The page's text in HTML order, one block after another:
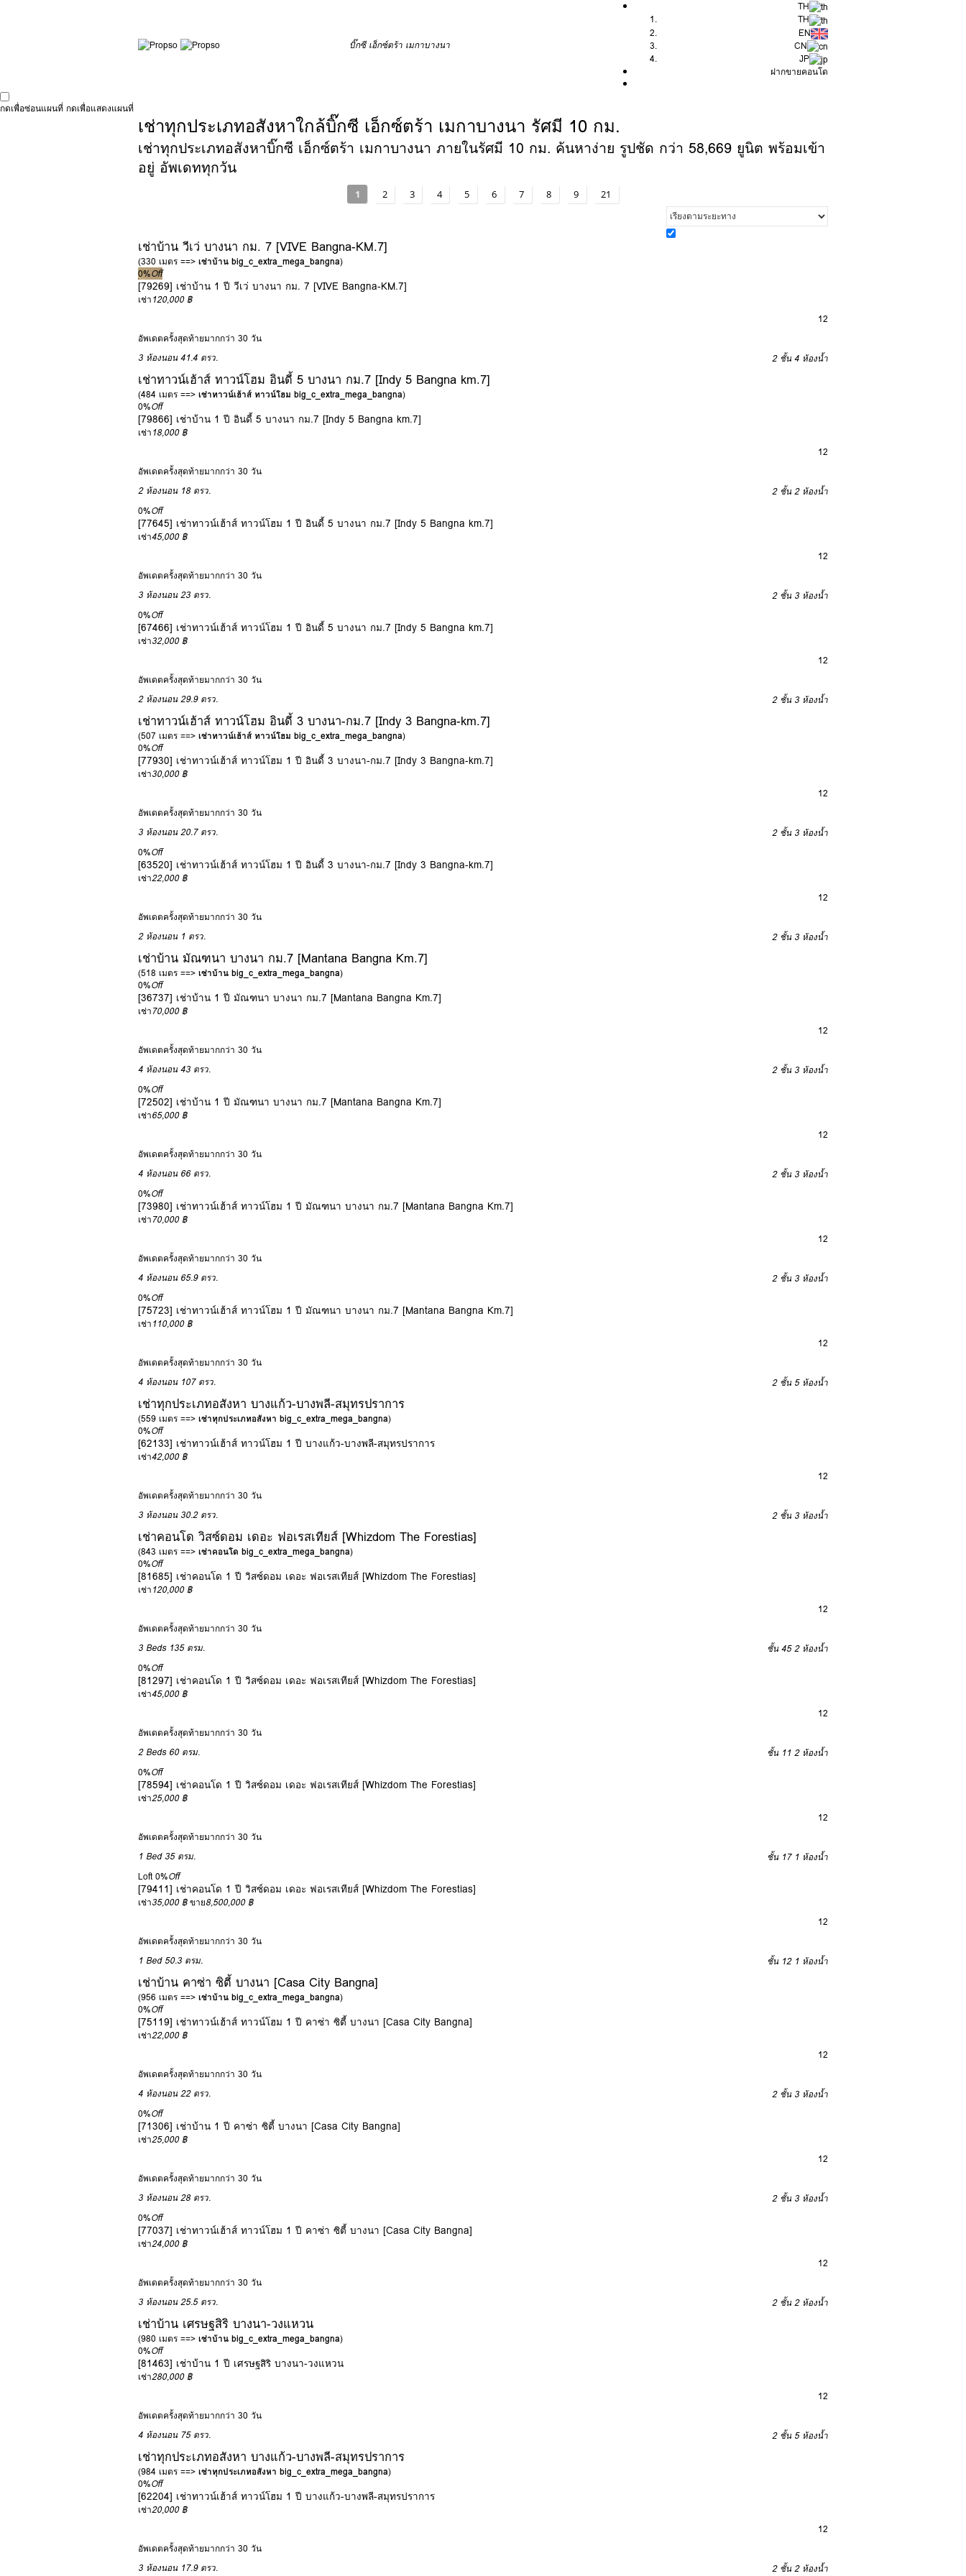
บิ๊กซี เอ็กซ์ตร้า เมกาบางนา
TH
TH
EN
CN
JP
ฝากขายคอนโด
กดเพื่อซ่อนแผนที่ กดเพื่อแสดงแผนที่
เช่าทุกประเภทอสังหาใกล้บิ๊กซี เอ็กซ์ตร้า เมกาบางนา รัศมี 10 กม.
เช่าทุกประเภทอสังหาบิ๊กซี เอ็กซ์ตร้า เมกาบางนา ภายในรัศมี 10 กม. ค้นหาง่าย รูปชัด กว่า 58,669 ยูนิต พร้อมเข้า
อยู่ อัพเดททุกวัน
1 2 3 4 5 6 7 8 9 21
เช่าบ้าน วีเว่ บางนา กม. 7 [VIVE Bangna-KM.7]
(330 เมตร ==> เช่าบ้าน big_c_extra_mega_bangna)
0%Off
[79269] เช่าบ้าน 1 ปี วีเว่ บางนา กม. 7 [VIVE Bangna-KM.7]
เช่า120,000 ฿
12
อัพเดตครั้งสุดท้ายมากกว่า 30 วัน
3 ห้องนอน 41.4 ตรว. 2 ชั้น 4 ห้องน้ำ
เช่าทาวน์เฮ้าส์ ทาวน์โฮม อินดี้ 5 บางนา กม.7 [Indy 5 Bangna km.7]
(484 เมตร ==> เช่าทาวน์เฮ้าส์ ทาวน์โฮม big_c_extra_mega_bangna)
0%Off
[79866] เช่าบ้าน 1 ปี อินดี้ 5 บางนา กม.7 [Indy 5 Bangna km.7]
เช่า18,000 ฿
12
อัพเดตครั้งสุดท้ายมากกว่า 30 วัน
2 ห้องนอน 18 ตรว. 2 ชั้น 2 ห้องน้ำ
0%Off
[77645] เช่าทาวน์เฮ้าส์ ทาวน์โฮม 1 ปี อินดี้ 5 บางนา กม.7 [Indy 5 Bangna km.7]
เช่า45,000 ฿
12
อัพเดตครั้งสุดท้ายมากกว่า 30 วัน
3 ห้องนอน 23 ตรว. 2 ชั้น 3 ห้องน้ำ
0%Off
[67466] เช่าทาวน์เฮ้าส์ ทาวน์โฮม 1 ปี อินดี้ 5 บางนา กม.7 [Indy 5 Bangna km.7]
เช่า32,000 ฿
12
อัพเดตครั้งสุดท้ายมากกว่า 30 วัน
2 ห้องนอน 29.9 ตรว. 2 ชั้น 3 ห้องน้ำ
เช่าทาวน์เฮ้าส์ ทาวน์โฮม อินดี้ 3 บางนา-กม.7 [Indy 3 Bangna-km.7]
(507 เมตร ==> เช่าทาวน์เฮ้าส์ ทาวน์โฮม big_c_extra_mega_bangna)
0%Off
[77930] เช่าทาวน์เฮ้าส์ ทาวน์โฮม 1 ปี อินดี้ 3 บางนา-กม.7 [Indy 3 Bangna-km.7]
เช่า30,000 ฿
12
อัพเดตครั้งสุดท้ายมากกว่า 30 วัน
3 ห้องนอน 20.7 ตรว. 2 ชั้น 3 ห้องน้ำ
0%Off
[63520] เช่าทาวน์เฮ้าส์ ทาวน์โฮม 1 ปี อินดี้ 3 บางนา-กม.7 [Indy 3 Bangna-km.7]
เช่า22,000 ฿
12
อัพเดตครั้งสุดท้ายมากกว่า 30 วัน
2 ห้องนอน 1 ตรว. 2 ชั้น 3 ห้องน้ำ
เช่าบ้าน มัณฑนา บางนา กม.7 [Mantana Bangna Km.7]
(518 เมตร ==> เช่าบ้าน big_c_extra_mega_bangna)
0%Off
[36737] เช่าบ้าน 1 ปี มัณฑนา บางนา กม.7 [Mantana Bangna Km.7]
เช่า70,000 ฿
12
อัพเดตครั้งสุดท้ายมากกว่า 30 วัน
4 ห้องนอน 43 ตรว. 2 ชั้น 3 ห้องน้ำ
0%Off
[72502] เช่าบ้าน 1 ปี มัณฑนา บางนา กม.7 [Mantana Bangna Km.7]
เช่า65,000 ฿
12
อัพเดตครั้งสุดท้ายมากกว่า 30 วัน
4 ห้องนอน 66 ตรว. 2 ชั้น 3 ห้องน้ำ
0%Off
[73980] เช่าทาวน์เฮ้าส์ ทาวน์โฮม 1 ปี มัณฑนา บางนา กม.7 [Mantana Bangna Km.7]
เช่า70,000 ฿
12
อัพเดตครั้งสุดท้ายมากกว่า 30 วัน
4 ห้องนอน 65.9 ตรว. 2 ชั้น 3 ห้องน้ำ
0%Off
[75723] เช่าทาวน์เฮ้าส์ ทาวน์โฮม 1 ปี มัณฑนา บางนา กม.7 [Mantana Bangna Km.7]
เช่า110,000 ฿
12
อัพเดตครั้งสุดท้ายมากกว่า 30 วัน
4 ห้องนอน 107 ตรว. 2 ชั้น 5 ห้องน้ำ
เช่าทุกประเภทอสังหา บางแก้ว-บางพลี-สมุทรปราการ
(559 เมตร ==> เช่าทุกประเภทอสังหา big_c_extra_mega_bangna)
0%Off
[62133] เช่าทาวน์เฮ้าส์ ทาวน์โฮม 1 ปี บางแก้ว-บางพลี-สมุทรปราการ
เช่า42,000 ฿
12
อัพเดตครั้งสุดท้ายมากกว่า 30 วัน
3 ห้องนอน 30.2 ตรว. 2 ชั้น 3 ห้องน้ำ
เช่าคอนโด วิสซ์ดอม เดอะ ฟอเรสเทียส์ [Whizdom The Forestias]
(843 เมตร ==> เช่าคอนโด big_c_extra_mega_bangna)
0%Off
[81685] เช่าคอนโด 1 ปี วิสซ์ดอม เดอะ ฟอเรสเทียส์ [Whizdom The Forestias]
เช่า120,000 ฿
12
อัพเดตครั้งสุดท้ายมากกว่า 30 วัน
3 Beds 135 ตรม. ชั้น 45 2 ห้องน้ำ
0%Off
[81297] เช่าคอนโด 1 ปี วิสซ์ดอม เดอะ ฟอเรสเทียส์ [Whizdom The Forestias]
เช่า45,000 ฿
12
อัพเดตครั้งสุดท้ายมากกว่า 30 วัน
2 Beds 60 ตรม. ชั้น 11 2 ห้องน้ำ
0%Off
[78594] เช่าคอนโด 1 ปี วิสซ์ดอม เดอะ ฟอเรสเทียส์ [Whizdom The Forestias]
เช่า25,000 ฿
12
อัพเดตครั้งสุดท้ายมากกว่า 30 วัน
1 Bed 35 ตรม. ชั้น 17 1 ห้องน้ำ
Loft 0%Off
[79411] เช่าคอนโด 1 ปี วิสซ์ดอม เดอะ ฟอเรสเทียส์ [Whizdom The Forestias]
เช่า35,000 ฿ ขาย8,500,000 ฿
12
อัพเดตครั้งสุดท้ายมากกว่า 30 วัน
1 Bed 50.3 ตรม. ชั้น 12 1 ห้องน้ำ
เช่าบ้าน คาซ่า ซิตี้ บางนา [Casa City Bangna]
(956 เมตร ==> เช่าบ้าน big_c_extra_mega_bangna)
0%Off
[75119] เช่าทาวน์เฮ้าส์ ทาวน์โฮม 1 ปี คาซ่า ซิตี้ บางนา [Casa City Bangna]
เช่า22,000 ฿
12
อัพเดตครั้งสุดท้ายมากกว่า 30 วัน
4 ห้องนอน 22 ตรว. 2 ชั้น 3 ห้องน้ำ
0%Off
[71306] เช่าบ้าน 1 ปี คาซ่า ซิตี้ บางนา [Casa City Bangna]
เช่า25,000 ฿
12
อัพเดตครั้งสุดท้ายมากกว่า 30 วัน
3 ห้องนอน 28 ตรว. 2 ชั้น 3 ห้องน้ำ
0%Off
[77037] เช่าทาวน์เฮ้าส์ ทาวน์โฮม 1 ปี คาซ่า ซิตี้ บางนา [Casa City Bangna]
เช่า24,000 ฿
12
อัพเดตครั้งสุดท้ายมากกว่า 30 วัน
3 ห้องนอน 25.5 ตรว. 2 ชั้น 2 ห้องน้ำ
เช่าบ้าน เศรษฐสิริ บางนา-วงแหวน
(980 เมตร ==> เช่าบ้าน big_c_extra_mega_bangna)
0%Off
[81463] เช่าบ้าน 1 ปี เศรษฐสิริ บางนา-วงแหวน
เช่า280,000 ฿
12
อัพเดตครั้งสุดท้ายมากกว่า 30 วัน
4 ห้องนอน 75 ตรว. 2 ชั้น 5 ห้องน้ำ
เช่าทุกประเภทอสังหา บางแก้ว-บางพลี-สมุทรปราการ
(984 เมตร ==> เช่าทุกประเภทอสังหา big_c_extra_mega_bangna)
0%Off
[62204] เช่าทาวน์เฮ้าส์ ทาวน์โฮม 1 ปี บางแก้ว-บางพลี-สมุทรปราการ
เช่า20,000 ฿
12
อัพเดตครั้งสุดท้ายมากกว่า 30 วัน
3 ห้องนอน 17.9 ตรว. 2 ชั้น 2 ห้องน้ำ